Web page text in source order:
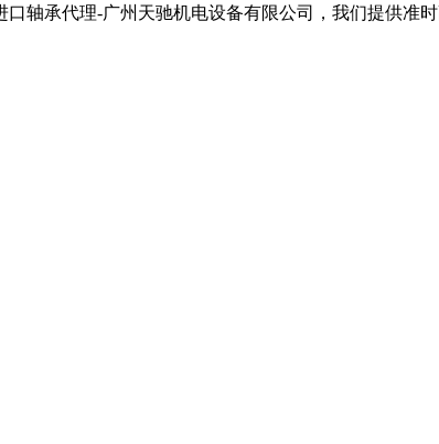
轴承代理-广州天驰机电设备有限公司，我们提供准